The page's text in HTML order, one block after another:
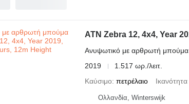
ATN Zebra 12, 4x4, Year
Ανυψωτικό με αρθρωτή μπούμα
2019
1.517 ωρ./λειτ.
Καύσιμο πετρέλαιο
Ολλανδία, Winterswijk